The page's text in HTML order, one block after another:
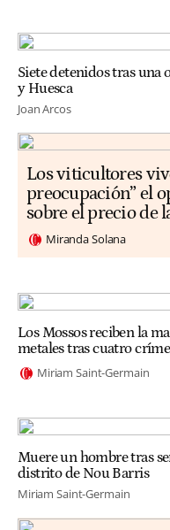
Siete detenidos tras una
y Huesca
Joan Arcos
Los viticultores
preocupación” el
sobre el precio de
Miranda Solana
Los Mossos reciben la
metales tras cuatro
Miriam Saint-Germain
Muere un hombre tras
distrito de Nou Barris
Miriam Saint-Germain